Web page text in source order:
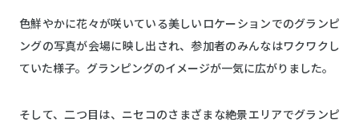
色鮮やかに花々が咲いている美しいロケーションでのグランピ
ングの写真が会場に映し出され、参加者のみんなはワクワクし
ていた様子。グランピングのイメージが一気に広がりました。
そして、二つ目は、ニセコのさまざまな絶景エリアでグランピ